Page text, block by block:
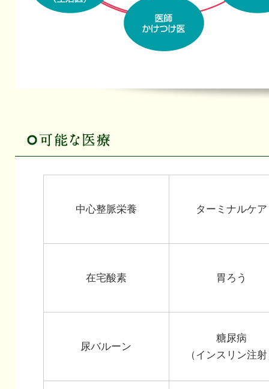
中心整脈栄養 ターミナルケア
在宅酸素 胃ろう
尿バルーン
糖尿病
（インスリン注